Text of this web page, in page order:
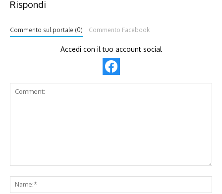
Rispondi
Commento sul portale (0) Commento Facebook
Accedi con il tuo account social